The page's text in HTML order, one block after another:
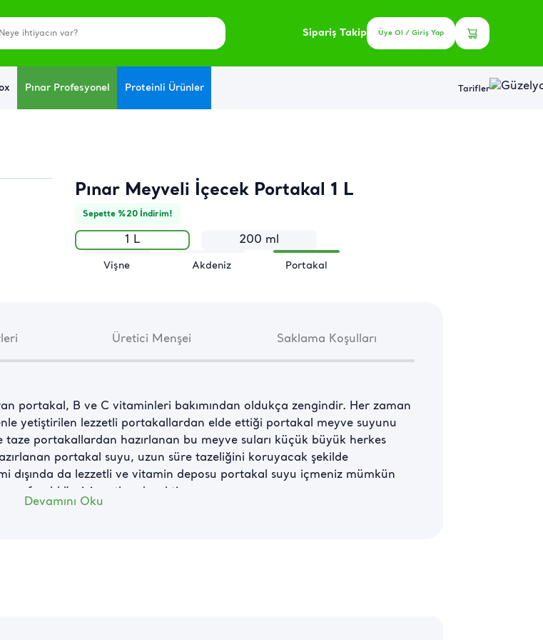
Sipariş Takip Üye Ol / Giriş Yap
Pınar Profesyonel Proteinli Ürünler Tarifler
Pınar Meyveli İçecek Portakal 1 L
Sepette %20 İndirim!
1 L 200 ml
Vişne Akdeniz Portakal
Üretici Menşei Saklama Koşulları
portakal, B ve C vitaminleri bakımından oldukça zengindir. Her zaman
yetiştirilen lezzetli portakallardan elde ettiği portakal meyve suyunu
taze portakallardan hazırlanan bu meyve suları küçük büyük herkes
portakal suyu, uzun süre tazeliğini koruyacak şekilde
dışında da lezzetli ve vitamin deposu portakal suyu içmeniz mümkün
ferahlığı sizi mutlu edecektir.
evinize Pınar güvencesi ile alabilirsiniz. Sıcak ve bunaltıcı ortamlarda
Devamını Oku